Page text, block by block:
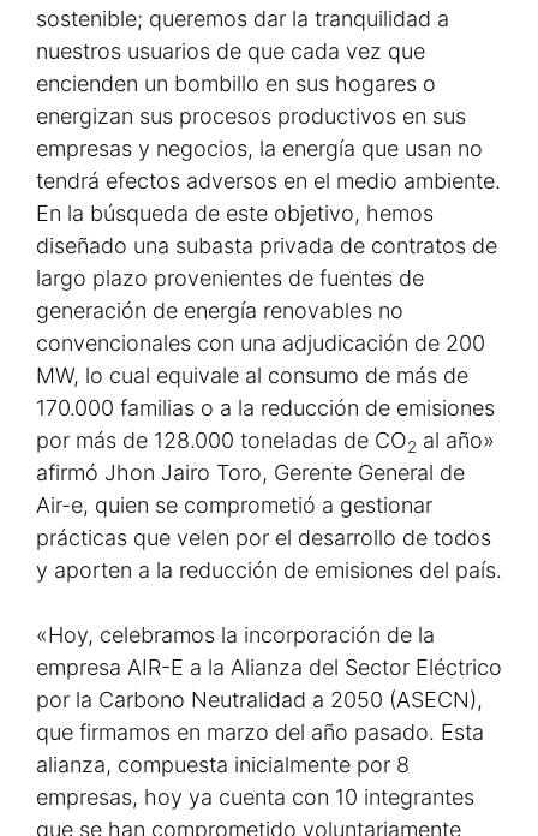
sostenible; queremos dar la tranquilidad a
nuestros usuarios de que cada vez que
encienden un bombillo en sus hogares o
energizan sus procesos productivos en sus
empresas y negocios, la energía que usan no
tendrá efectos adversos en el medio ambiente.
En la búsqueda de este objetivo, hemos
diseñado una subasta privada de contratos de
largo plazo provenientes de fuentes de
generación de energía renovables no
convencionales con una adjudicación de 200
MW, lo cual equivale al consumo de más de
170.000 familias o a la reducción de emisiones
por más de 128.000 toneladas de CO2 al año»
afirmó Jhon Jairo Toro, Gerente General de
Air-e, quien se comprometió a gestionar
prácticas que velen por el desarrollo de todos
y aporten a la reducción de emisiones del país.
«Hoy, celebramos la incorporación de la
empresa AIR-E a la Alianza del Sector Eléctrico
por la Carbono Neutralidad a 2050 (ASECN),
que firmamos en marzo del año pasado. Esta
alianza, compuesta inicialmente por 8
empresas, hoy ya cuenta con 10 integrantes
que se han comprometido voluntariamente